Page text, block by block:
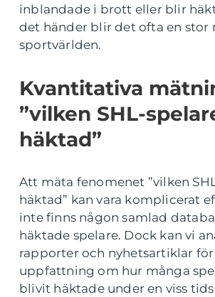
inblandade i brott eller blir
det händer blir det ofta en stor
sportvärlden.
Kvantitativa
”vilken SHL-
häktad”
Att mäta fenomenet ”vilken
häktad” kan vara komplicerat
inte finns någon samlad
häktade spelare. Dock kan vi
rapporter och nyhetsartiklar
uppfattning om hur många
blivit häktade under en viss